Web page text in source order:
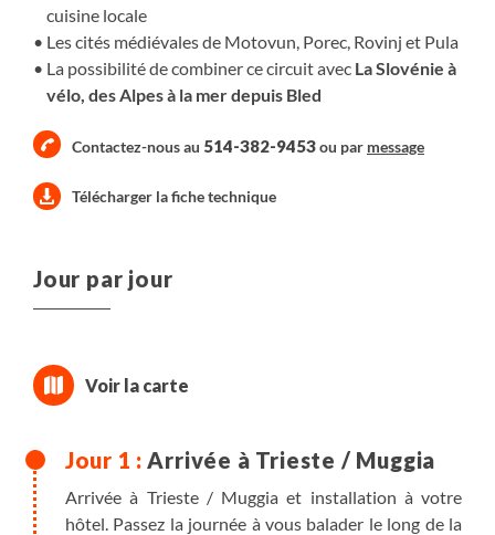
cuisine locale
Les cités médiévales de Motovun, Porec, Rovinj et Pula
La possibilité de combiner ce circuit avec La Slovénie à
vélo, des Alpes à la mer depuis Bled
Contactez-nous au 514-382-9453ou par message
Télécharger la fiche technique
Jour par jour
Arrivée à Trieste / Muggia
Arrivée à Trieste / Muggia et installation à votre
hôtel. Passez la journée à vous balader le long de la